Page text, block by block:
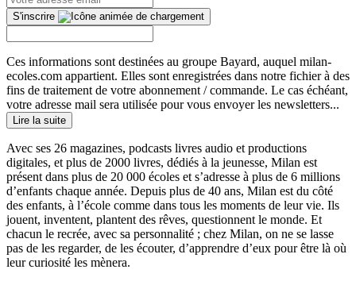
S'inscrire
Ces informations sont destinées au groupe Bayard, auquel milan-
ecoles.com appartient. Elles sont enregistrées dans notre fichier à des
fins de traitement de votre abonnement / commande. Le cas échéant,
votre adresse mail sera utilisée pour vous envoyer les newsletters...
Lire la suite
Avec ses 26 magazines, podcasts livres audio et productions
digitales, et plus de 2000 livres, dédiés à la jeunesse, Milan est
présent dans plus de 20 000 écoles et s’adresse à plus de 6 millions
d’enfants chaque année. Depuis plus de 40 ans, Milan est du côté
des enfants, à l’école comme dans tous les moments de leur vie. Ils
jouent, inventent, plantent des rêves, questionnent le monde. Et
chacun le recrée, avec sa personnalité ; chez Milan, on ne se lasse
pas de les regarder, de les écouter, d’apprendre d’eux pour être là où
leur curiosité les mènera.